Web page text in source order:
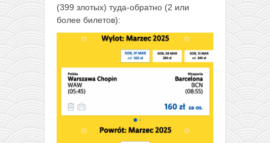
(399 злотых) туда-обратно (2 или
более билетов):